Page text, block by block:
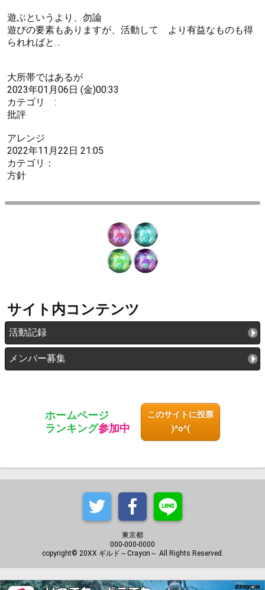
遊ぶというより、勿論
遊びの要素もありますが、活動して より有益なものも得
られればと…
大所帯ではあるが
2023年01月06日 (金)00:33
カテゴリ :
批評
アレンジ
2022年11月22日 21:05
カテゴリ：
方針
サイト内コンテンツ
活動記録
メンバー募集
ホームページ
ランキング参加中
このサイトに投票
)^o^(
東京都
000-000-0000
copyright© 20XX ギルド～Crayon～ All Rights Reserved.